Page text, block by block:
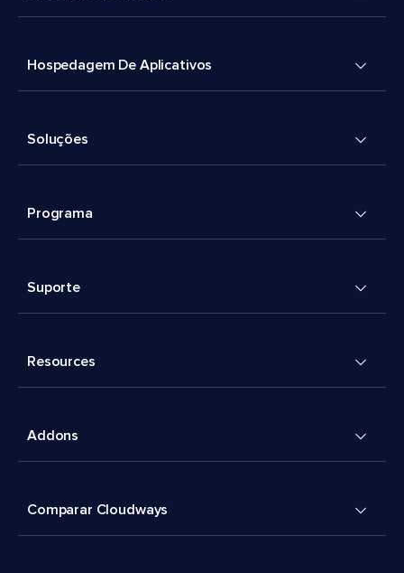
Hospedagem De Aplicativos
Soluções
Programa
Suporte
Resources
Addons
Comparar Cloudways